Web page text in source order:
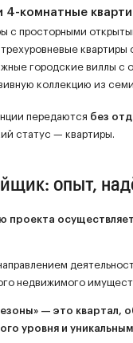
4-комнатные
с просторными
городские виллы с
коллекцию из
передаются без
статус — квартиры.
опыт,
проекта
недвижимого
— это квартал,
уровня и